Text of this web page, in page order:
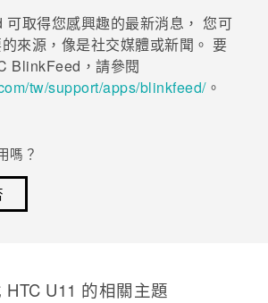
可取得您感興趣的最新消息， 您可
來源，像是社交媒體或新聞。 要
BlinkFeed ，請參閱
tw/support/apps/blinkfeed/。
嗎？
HTC U11 的相關主題